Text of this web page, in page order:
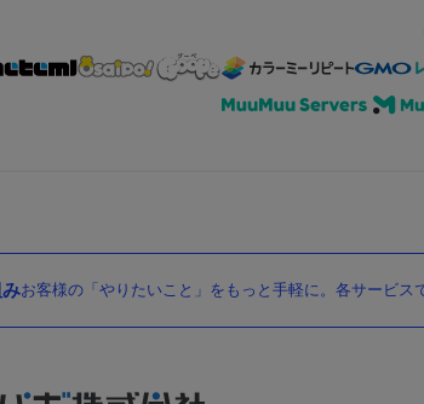
お客様の「やりたいこと」をもっと手軽に。各サービス